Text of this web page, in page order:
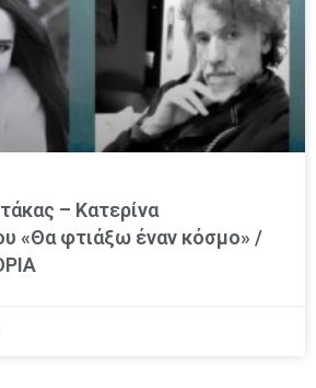
– Κατερίνα
«Θα φτιάξω έναν κόσμο» /